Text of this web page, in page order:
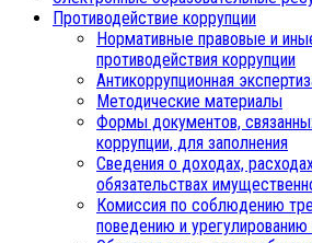
Противодействие коррупции
Нормативные правовые и
противодействия коррупции
Антикоррупционная
Методические материалы
Формы документов,
коррупции, для заполнения
Сведения о доходах,
обязательствах
Комиссия по соблюдению
поведению и урегулированию